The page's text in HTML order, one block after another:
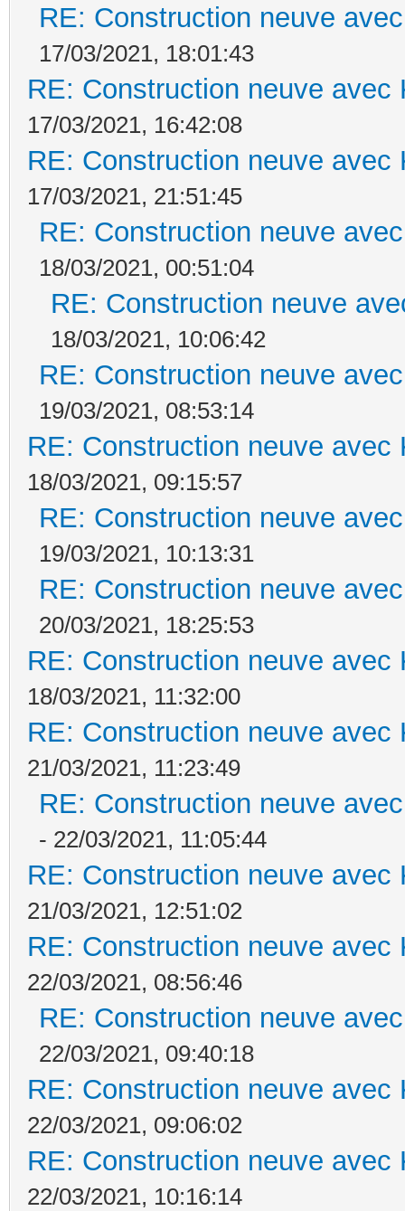
RE: Construction neuve
17/03/2021, 18:01:43
RE: Construction neuve avec
17/03/2021, 16:42:08
RE: Construction neuve avec
17/03/2021, 21:51:45
RE: Construction neuve
18/03/2021, 00:51:04
RE: Construction neuve
18/03/2021, 10:06:42
RE: Construction neuve
19/03/2021, 08:53:14
RE: Construction neuve avec
18/03/2021, 09:15:57
RE: Construction neuve
19/03/2021, 10:13:31
RE: Construction neuve
20/03/2021, 18:25:53
RE: Construction neuve avec
18/03/2021, 11:32:00
RE: Construction neuve avec
21/03/2021, 11:23:49
RE: Construction neuve
- 22/03/2021, 11:05:44
RE: Construction neuve avec
21/03/2021, 12:51:02
RE: Construction neuve avec
22/03/2021, 08:56:46
RE: Construction neuve
22/03/2021, 09:40:18
RE: Construction neuve avec
22/03/2021, 09:06:02
RE: Construction neuve avec
22/03/2021, 10:16:14